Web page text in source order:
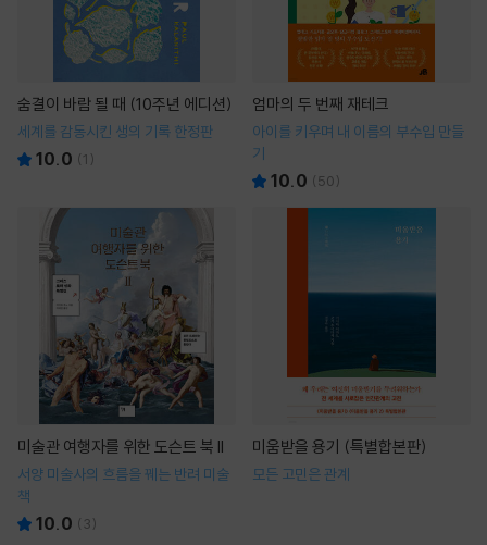
숨결이 바람 될 때 (10주년 에디션)
세계를 감동시킨 생의 기록 한정판
10.0 (1 )
엄마의 두 번째 재테크
아이를 키우며 내 이름의 부수입 만들
기
10.0 (50)
미술관 여행자를 위한 도슨트 북 II
서양 미술사의 흐름을 꿰는 반려 미술
책
10.0 ( 3)
미움받을 용기 (특별합본판)
모든 고민은 관계